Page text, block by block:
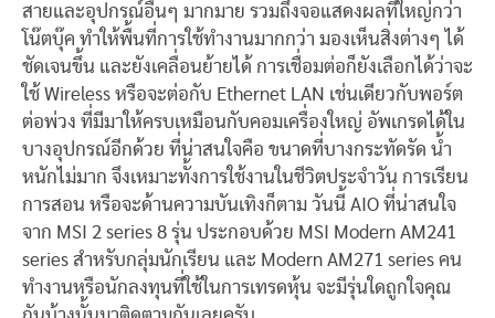
สายและอุปกรณ์อื่นๆ มากมาย รวมถึงจอแสดงผลที่ใหญ่กว่า
โน๊ตบุ๊ค ทำให้พื้นที่การใช้ทำงานมากกว่า มองเห็นสิ่งต่างๆ ได้
ชัดเจนขึ้น และยังเคลื่อนย้ายได้ การเชื่อมต่อก็ยังเลือกได้ว่าจะ
ใช้ Wireless หรือจะต่อกับ Ethernet LAN เช่นเดียวกับพอร์ต
ต่อพ่วง ที่มีมาให้ครบเหมือนกับคอมเครื่องใหญ่ อัพเกรดได้ใน
บางอุปกรณ์อีกด้วย ที่น่าสนใจคือ ขนาดที่บางกระทัดรัด น้ำ
หนักไม่มาก จึงเหมาะทั้งการใช้งานในชีวิตประจำวัน การเรียน
การสอน หรือจะด้านความบันเทิงก็ตาม วันนี้ AIO ที่น่าสนใจ
จาก MSI 2 series 8 รุ่น ประกอบด้วย MSI Modern AM241
series สำหรับกลุ่มนักเรียน และ Modern AM271 series คน
ทำงานหรือนักลงทุนที่ใช้ในการเทรดหุ้น จะมีรุ่นใดถูกใจคุณ